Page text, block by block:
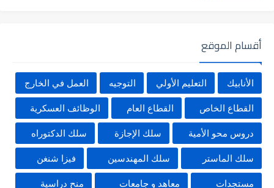
أقسام الموقع
الأنابيك التعليم الأولي التوجيه العمل في الخارج
القطاع الخاص القطاع العام الوظائف العسكرية
دروس محو الأمية سلك الإجازة سلك الدكتوراه
سلك الماستر سلك المهندسين فيزا شنغن
مستجدات معاهد و جامعات منح دراسية